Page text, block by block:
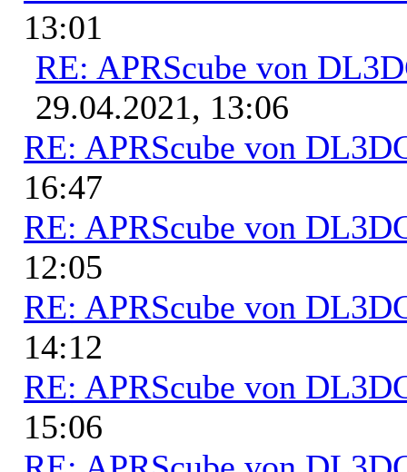
13:01
RE: APRScube von
29.04.2021, 13:06
RE: APRScube von
16:47
RE: APRScube von
12:05
RE: APRScube von
14:12
RE: APRScube von
15:06